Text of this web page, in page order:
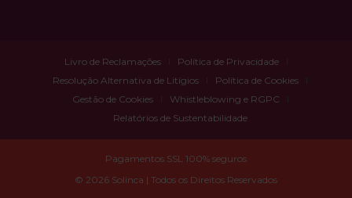
Livro de Reclamações
Política de Privacidade
Resolução Alternativa de Litígios
Política de Cookies
Gestão de Cookies
Whistleblowing e RGPC
Relatórios de Sustentabilidade
© 2026 Solinca | Todos os Direitos Reservados
Pagamentos SSL 100% seguros